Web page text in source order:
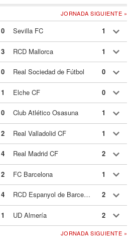
JORNADA SIGUIENTE »
0 Sevilla FC 1
3 RCD Mallorca 1
0 Real Sociedad de Fútbol 0
1 Elche CF 0
0 Club Atlético Osasuna 1
2 Real Valladolid CF 1
4 Real Madrid CF 2
2 FC Barcelona 1
4 RCD Espanyol de Barcelona 2
1 UD Almería 2
JORNADA SIGUIENTE »